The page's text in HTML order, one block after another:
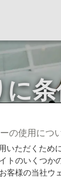
ち込み、検
の使用につ
いただくた
トのいくつ
客様の当社